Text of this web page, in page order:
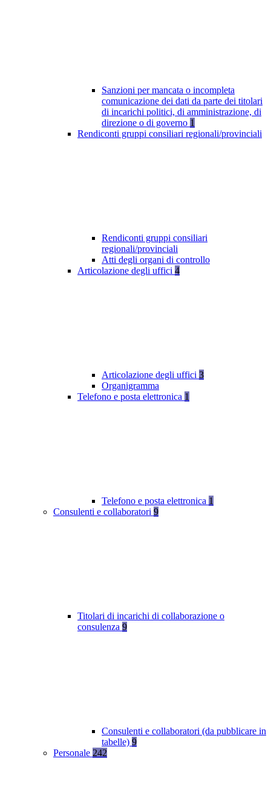
Sanzioni per mancata o incompleta
comunicazione dei dati da parte dei titolari
di incarichi politici, di amministrazione, di
direzione o di governo 1
Rendiconti gruppi consiliari regionali/provinciali
Rendiconti gruppi consiliari
regionali/provinciali
Atti degli organi di controllo
Articolazione degli uffici 4
Articolazione degli uffici 3
Organigramma
Telefono e posta elettronica 1
Telefono e posta elettronica 1
Consulenti e collaboratori 9
Titolari di incarichi di collaborazione o
consulenza 9
Consulenti e collaboratori (da pubblicare in
tabelle) 9
Personale 242